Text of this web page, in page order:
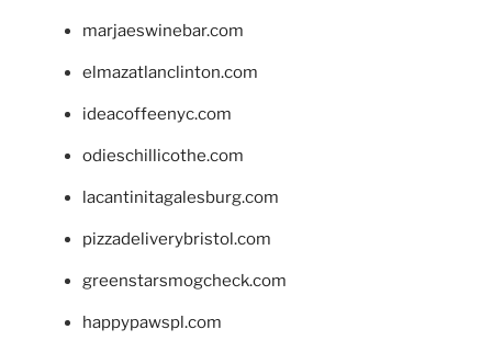
marjaeswinebar.com
elmazatlanclinton.com
ideacoffeenyc.com
odieschillicothe.com
lacantinitagalesburg.com
pizzadeliverybristol.com
greenstarsmogcheck.com
happypawspl.com